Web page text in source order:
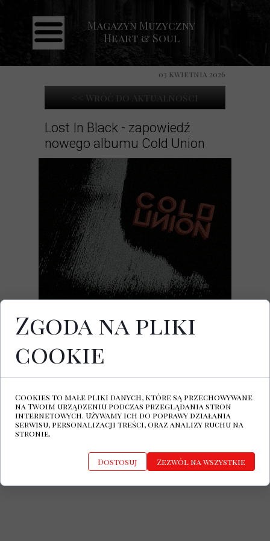
Strona główna
Aktualności
Koncerty
Galeria
Kontakt
Magazyn Muzyczny
Heart & Soul
Lost In Black - zapowiedź
nowego albumu Cold Union
<< Wróć do Aktualności
03 kwietnia 2026
Wydany 27 marca utwór
intrygujący przedsmak nadchodzącego
albumu duetu Cold Union, balansujący na
klasycznego post-punku. Kompozycja
precyzyjnie łączy lodowate partie gitar z
głębokim basem oraz oddalonym,
hipnotyzującym wokalem, stawiając na
surowy, atmosferyczny minimalizm.
Zgoda na pliki
cookie
Cookies to małe pliki danych, które są przechowywane
na Twoim urządzeniu podczas przeglądania stron
internetowych. Używamy ich do poprawy działania
serwisu, personalizacji treści, oraz analizy ruchu na
stronie.
Dostosuj Zezwól na wszystkie